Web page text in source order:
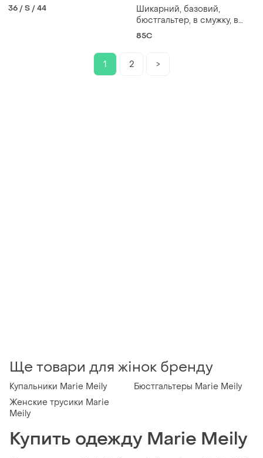
36 / S / 44
Шикарний, базовий,
бюстгальтер, в смужку, в
білому кольорі, від
85C
1 2 >
Ще товари для жінок бренду
Купальники Marie Meily
Бюстгальтеры Marie Meily
Женские трусики Marie
Meily
Купить одежду Marie Meily